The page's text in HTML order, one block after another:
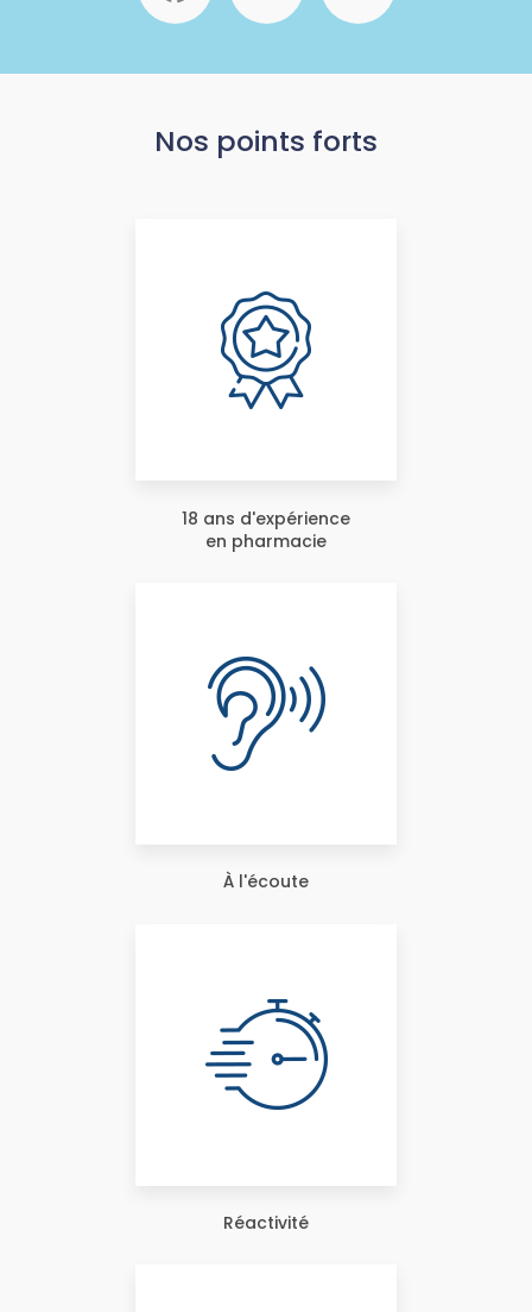
Nos points forts
18 ans d'expérience
en pharmacie
À l'écoute
Réactivité